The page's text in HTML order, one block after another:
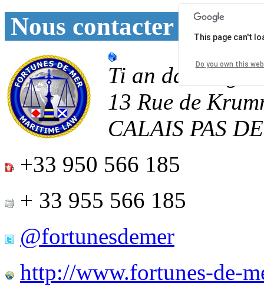
Nous contacter
Ti an
13 Rue de
CALAIS PAS
+33 950 566 185
+ 33 955 566 185
@fortunesdemer
http://www.fortunes-de-
This page can't
Do you own this